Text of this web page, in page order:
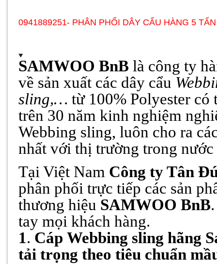
0941889251- PHÂN PHỐI DÂY CẨU HÀNG 5
SAMWOO BnB là công ty
về sản xuất các dây cẩu
sling,… từ 100% Polyester
trên 30 năm kinh nghiệm
Webbing sling, luôn cho ra
nhất với thị trường trong
Tại Việt Nam Công ty Tân
phân phối trực tiếp các sản
thương hiệu SAMWOO BnB
tay mọi khách hàng.
1. CápWebbing sling hãng
tải trọng theo tiêu chuẩn